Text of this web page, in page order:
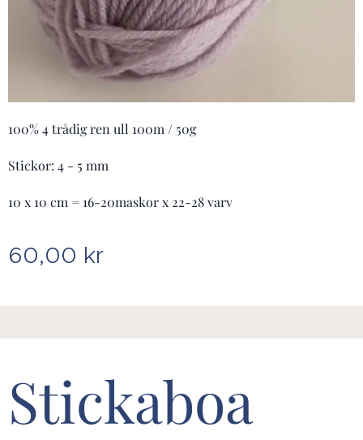
100% 4 trådig ren ull 100m / 50g
Stickor: 4 - 5 mm
10 x 10 cm = 16-20maskor x 22-28 varv
60,00 kr
Stickaboa